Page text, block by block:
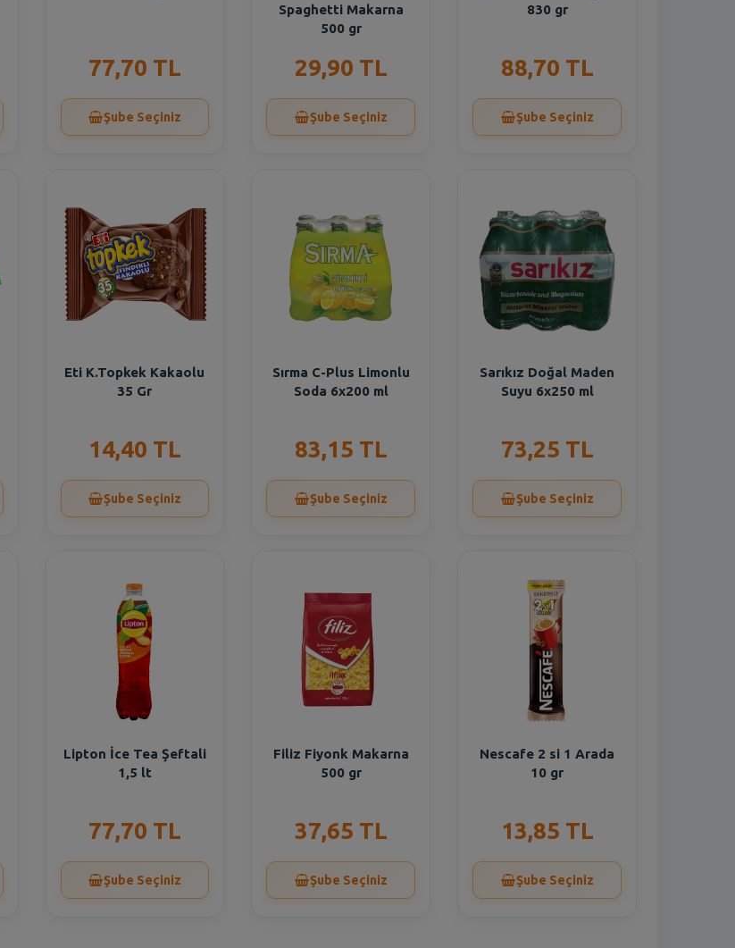
77,70 TL
Şube Seçiniz
Spaghetti Makarna
500 gr
29,90 TL
Şube Seçiniz
830 gr
88,70 TL
Şube Seçiniz
Eti K.Topkek Kakaolu
35 Gr
14,40 TL
Şube Seçiniz
Sırma C-Plus Limonlu
Soda 6x200 ml
83,15 TL
Şube Seçiniz
Sarıkız Doğal Maden
Suyu 6x250 ml
73,25 TL
Şube Seçiniz
Lipton İce Tea Şeftali
1,5 lt
77,70 TL
Şube Seçiniz
Filiz Fiyonk Makarna
500 gr
37,65 TL
Şube Seçiniz
Nescafe 2 si 1 Arada
10 gr
13,85 TL
Şube Seçiniz